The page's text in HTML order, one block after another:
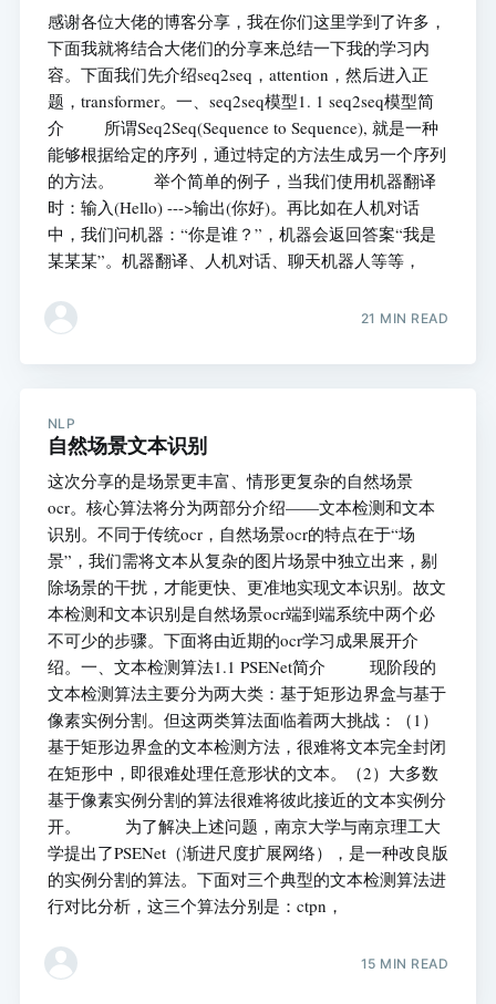
感谢各位大佬的博客分享，我在你们这里学到了许多，
下面我就将结合大佬们的分享来总结一下我的学习内
容。下面我们先介绍seq2seq，attention，然后进入正
题，transformer。一、seq2seq模型1. 1 seq2seq模型简
介 所谓Seq2Seq(Sequence to Sequence), 就是一种
能够根据给定的序列，通过特定的方法生成另一个序列
的方法。 举个简单的例子，当我们使用机器翻译
时：输入(Hello) --->输出(你好)。再比如在人机对话
中，我们问机器：“你是谁？”，机器会返回答案“我是
某某某”。机器翻译、人机对话、聊天机器人等等，
21 MIN READ
NLP
自然场景文本识别
这次分享的是场景更丰富、情形更复杂的自然场景
ocr。核心算法将分为两部分介绍——文本检测和文本
识别。不同于传统ocr，自然场景ocr的特点在于“场
景”，我们需将文本从复杂的图片场景中独立出来，剔
除场景的干扰，才能更快、更准地实现文本识别。故文
本检测和文本识别是自然场景ocr端到端系统中两个必
不可少的步骤。下面将由近期的ocr学习成果展开介
绍。一、文本检测算法1.1 PSENet简介 现阶段的
文本检测算法主要分为两大类：基于矩形边界盒与基于
像素实例分割。但这两类算法面临着两大挑战：（1）
基于矩形边界盒的文本检测方法，很难将文本完全封闭
在矩形中，即很难处理任意形状的文本。（2）大多数
基于像素实例分割的算法很难将彼此接近的文本实例分
开。 为了解决上述问题，南京大学与南京理工大
学提出了PSENet（渐进尺度扩展网络），是一种改良版
的实例分割的算法。下面对三个典型的文本检测算法进
行对比分析，这三个算法分别是：ctpn，
15 MIN READ